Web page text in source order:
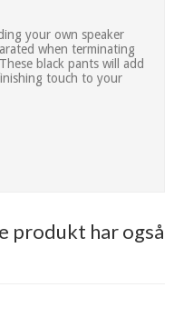
your own speaker
when terminating
black pants will add
touch to your
produkt har også